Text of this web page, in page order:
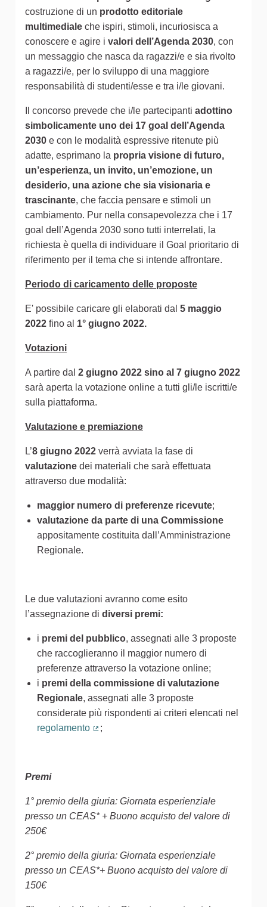
costruzione di un prodotto editoriale
multimediale che ispiri, stimoli, incuriosisca a
conoscere e agire i valori dell’Agenda 2030, con
un messaggio che nasca da ragazzi/e e sia rivolto
a ragazzi/e, per lo sviluppo di una maggiore
responsabilità di studenti/esse e tra i/le giovani.
Il concorso prevede che i/le partecipanti adottino
simbolicamente uno dei 17 goal dell’Agenda
2030 e con le modalità espressive ritenute più
adatte, esprimano la propria visione di futuro,
un’esperienza, un invito, un’emozione, un
desiderio, una azione che sia visionaria e
trascinante, che faccia pensare e stimoli un
cambiamento. Pur nella consapevolezza che i 17
goal dell’Agenda 2030 sono tutti interrelati, la
richiesta è quella di individuare il Goal prioritario di
riferimento per il tema che si intende affrontare.
Periodo di caricamento delle proposte
E' possibile caricare gli elaborati dal 5 maggio
2022 fino al 1° giugno 2022.
Votazioni
A partire dal 2 giugno 2022 sino al 7 giugno 2022
sarà aperta la votazione online a tutti gli/le iscritti/e
sulla piattaforma.
Valutazione e premiazione
L’8 giugno 2022 verrà avviata la fase di
valutazione dei materiali che sarà effettuata
attraverso due modalità:
maggior numero di preferenze ricevute;
valutazione da parte di una Commissione
appositamente costituita dall’Amministrazione
Regionale.
Le due valutazioni avranno come esito
l’assegnazione di diversi premi:
i premi del pubblico, assegnati alle 3 proposte
che raccoglieranno il maggior numero di
preferenze attraverso la votazione online;
i premi della commissione di valutazione
Regionale, assegnati alle 3 proposte
considerate più rispondenti ai criteri elencati nel
regolamento
;
Premi
1° premio della giuria: Giornata esperienziale
presso un CEAS* + Buono acquisto del valore di
250€
2° premio della giuria: Giornata esperienziale
presso un CEAS*+ Buono acquisto del valore di
150€